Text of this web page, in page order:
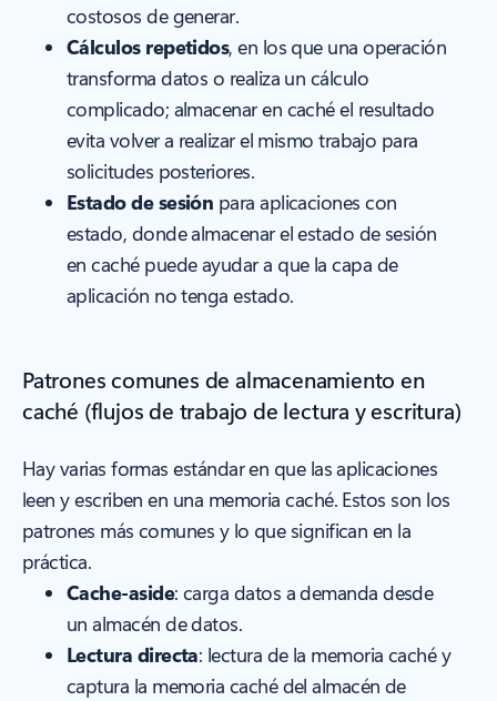
costosos de generar.
Cálculos repetidos, en los que una operación
transforma datos o realiza un cálculo
complicado; almacenar en caché el resultado
evita volver a realizar el mismo trabajo para
solicitudes posteriores.
Estado de sesión para aplicaciones con
estado, donde almacenar el estado de sesión
en caché puede ayudar a que la capa de
aplicación no tenga estado.
Patrones comunes de almacenamiento en
caché (flujos de trabajo de lectura y escritura)
Hay varias formas estándar en que las aplicaciones
leen y escriben en una memoria caché. Estos son los
patrones más comunes y lo que significan en la
práctica.
Cache-aside: carga datos a demanda desde
un almacén de datos.
Lectura directa: lectura de la memoria caché y
captura la memoria caché del almacén de